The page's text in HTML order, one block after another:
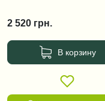
2 520 грн.
В корзину